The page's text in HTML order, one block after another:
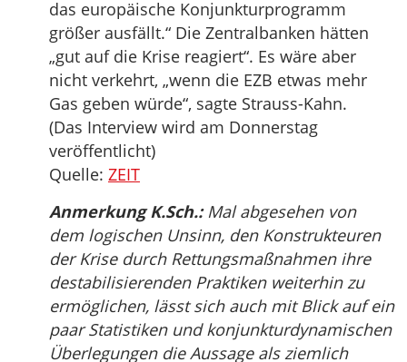
das europäische Konjunkturprogramm
größer ausfällt.“ Die Zentralbanken hätten
„gut auf die Krise reagiert“. Es wäre aber
nicht verkehrt, „wenn die EZB etwas mehr
Gas geben würde“, sagte Strauss-Kahn.
(Das Interview wird am Donnerstag
veröffentlicht)
Quelle: ZEIT
Anmerkung K.Sch.:Mal abgesehen von
dem logischen Unsinn, den Konstrukteuren
der Krise durch Rettungsmaßnahmen ihre
destabilisierenden Praktiken weiterhin zu
ermöglichen, lässt sich auch mit Blick auf ein
paar Statistiken und konjunkturdynamischen
Überlegungen die Aussage als ziemlich